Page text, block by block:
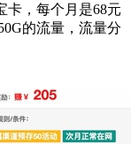
卡，每个月是68元
的流量，流量分